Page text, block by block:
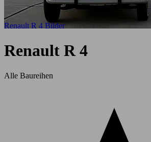
Renault R 4 Bilder
Renault R 4
Alle Baureihen